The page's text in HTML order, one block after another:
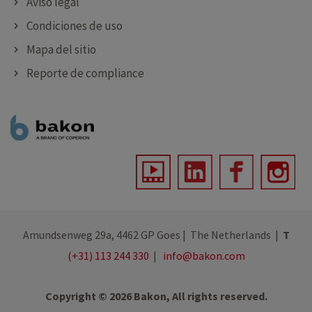
Condiciones de uso
Mapa del sitio
Reporte de compliance
Amundsenweg 29a, 4462 GP Goes | The Netherlands | T
(+31) 113 244 330 | info@bakon.com
Copyright © 2026 Bakon, All rights reserved.